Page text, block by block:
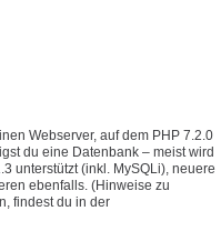
Webserver, auf dem PHP 7.2.0
du eine Datenbank – meist wird
unterstützt (inkl. MySQLi), neuere
ebenfalls. (Hinweise zu
findest du in der